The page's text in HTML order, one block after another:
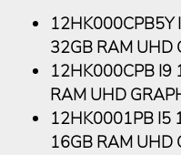
12HK000CPB5Y
32GB RAM UHD
12HK000CPB I9
RAM UHD
12HK0001PB I5
16GB RAM UHD